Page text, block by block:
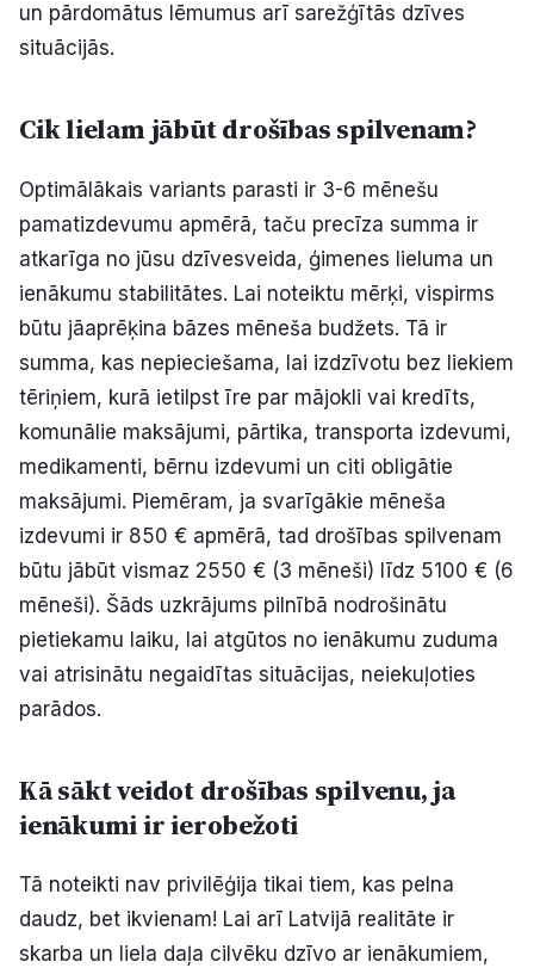
un pārdomātus lēmumus arī sarežģītās dzīves
situācijās.
Cik lielam jābūt drošības spilvenam?
Optimālākais variants parasti ir 3-6 mēnešu
pamatizdevumu apmērā, taču precīza summa ir
atkarīga no jūsu dzīvesveida, ģimenes lieluma un
ienākumu stabilitātes. Lai noteiktu mērķi, vispirms
būtu jāaprēķina bāzes mēneša budžets. Tā ir
summa, kas nepieciešama, lai izdzīvotu bez liekiem
tēriņiem, kurā ietilpst īre par mājokli vai kredīts,
komunālie maksājumi, pārtika, transporta izdevumi,
medikamenti, bērnu izdevumi un citi obligātie
maksājumi. Piemēram, ja svarīgākie mēneša
izdevumi ir 850 € apmērā, tad drošības spilvenam
būtu jābūt vismaz 2550 € (3 mēneši) līdz 5100 € (6
mēneši). Šāds uzkrājums pilnībā nodrošinātu
pietiekamu laiku, lai atgūtos no ienākumu zuduma
vai atrisinātu negaidītas situācijas, neiekuļoties
parādos.
Kā sākt veidot drošības spilvenu, ja
ienākumi ir ierobežoti
Tā noteikti nav privilēģija tikai tiem, kas pelna
daudz, bet ikvienam! Lai arī Latvijā realitāte ir
skarba un liela daļa cilvēku dzīvo ar ienākumiem,